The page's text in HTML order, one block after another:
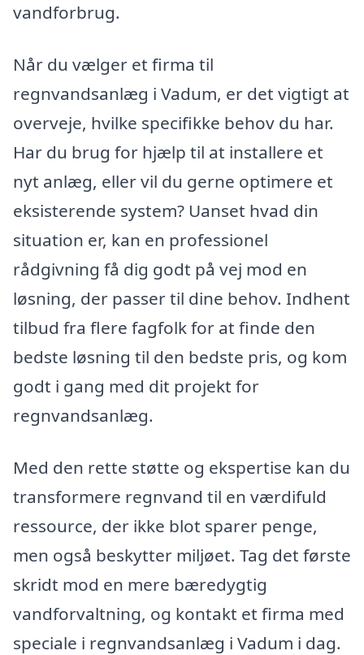
vandforbrug.
Når du vælger et firma til
regnvandsanlæg i Vadum, er det vigtigt at
overveje, hvilke specifikke behov du har.
Har du brug for hjælp til at installere et
nyt anlæg, eller vil du gerne optimere et
eksisterende system? Uanset hvad din
situation er, kan en professionel
rådgivning få dig godt på vej mod en
løsning, der passer til dine behov. Indhent
tilbud fra flere fagfolk for at finde den
bedste løsning til den bedste pris, og kom
godt i gang med dit projekt for
regnvandsanlæg.
Med den rette støtte og ekspertise kan du
transformere regnvand til en værdifuld
ressource, der ikke blot sparer penge,
men også beskytter miljøet. Tag det første
skridt mod en mere bæredygtig
vandforvaltning, og kontakt et firma med
speciale i regnvandsanlæg i Vadum i dag.